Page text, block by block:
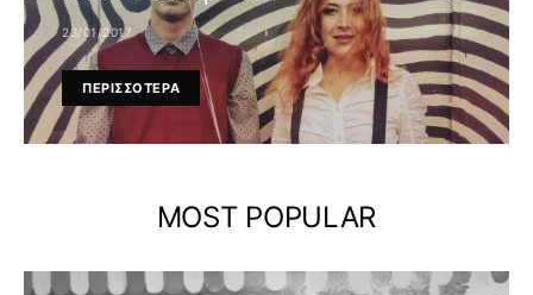
23/01/2017
ΠΕΡΙΣΣΟΤΕΡΑ
MOST POPULAR